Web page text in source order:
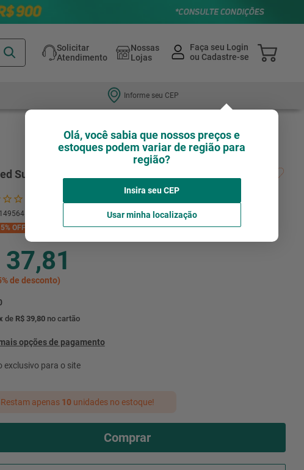
Solicitar
Atendimento
Nossas
Lojas
Informe seu CEP
Olá, você sabia que nossos preços e
estoques podem variar de região para
região?
Insira seu CEP
Usar minha localização
Supimpa Embutir Redondo 12W 3000K Branco
5%OFF
37,81
de desconto)
de R$ 39,80no cartão
opções de pagamento
exclusivo para o site
Restam apenas 10 unidades no estoque!
Comprar